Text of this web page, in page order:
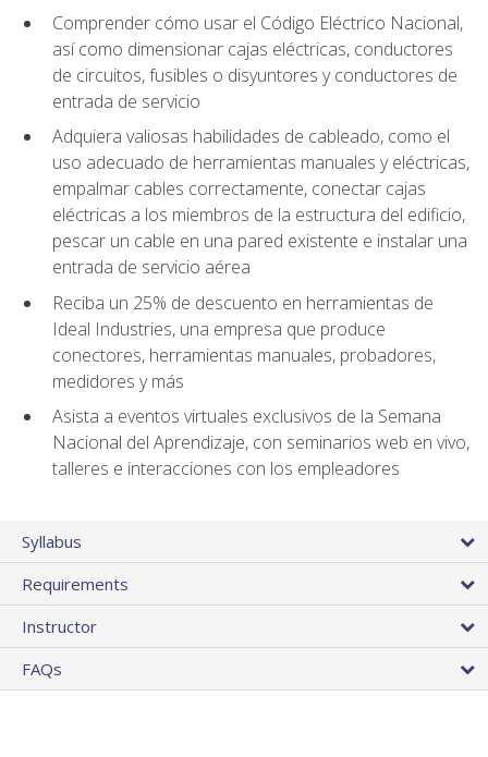
Comprender cómo usar el Código Eléctrico Nacional,
así como dimensionar cajas eléctricas, conductores
de circuitos, fusibles o disyuntores y conductores de
entrada de servicio
Adquiera valiosas habilidades de cableado, como el
uso adecuado de herramientas manuales y eléctricas,
empalmar cables correctamente, conectar cajas
eléctricas a los miembros de la estructura del edificio,
pescar un cable en una pared existente e instalar una
entrada de servicio aérea
Reciba un 25% de descuento en herramientas de
Ideal Industries, una empresa que produce
conectores, herramientas manuales, probadores,
medidores y más
Asista a eventos virtuales exclusivos de la Semana
Nacional del Aprendizaje, con seminarios web en vivo,
talleres e interacciones con los empleadores
Syllabus
Requirements
Instructor
FAQs